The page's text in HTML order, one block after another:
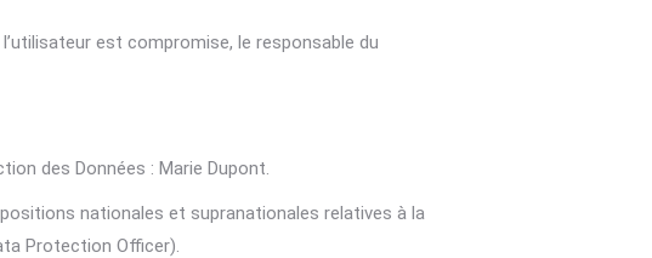
est compromise, le responsable du
des Données : Marie Dupont.
nationales et supranationales relatives à la
Protection Officer).